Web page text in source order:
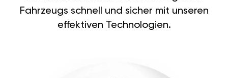
Fahrzeugs schnell und sicher mit unseren
effektiven Technologien.